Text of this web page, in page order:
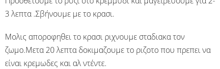
3 λεπτα .Σβήνουμε με το κρασι.
Μολις αποροφηθει το κρασι ριχνουμε σταδιακα τον
ζωμο.Μετα 20 λεπτα δοκιμαζουμε το ριζοτο που πρεπει να
είναι κρεμωδες και αλ ντέντε.